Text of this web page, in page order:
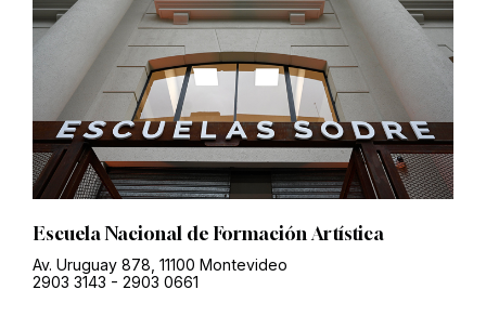
Escuela Nacional de Formación Artística
Av. Uruguay 878, 11100 Montevideo
2903 3143 - 2903 0661